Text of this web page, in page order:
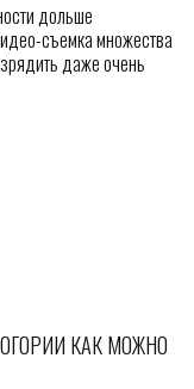
дольше
съемка множества
даже очень
КАК МОЖНО